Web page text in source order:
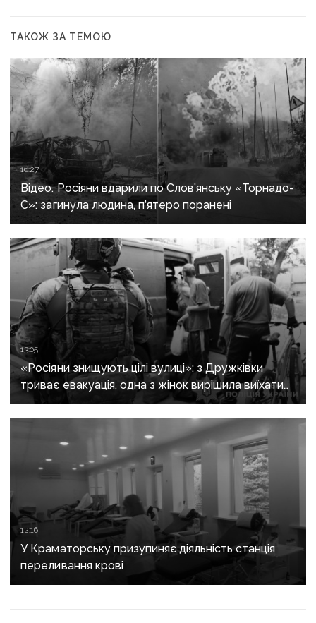
ТАКОЖ ЗА ТЕМОЮ
16:27
Відео. Росіяни вдарили по Слов’янську «Торнадо-
С»: загинула людина, п’ятеро поранені
13:05
«Росіяни знищують цілі вулиці»: з Дружківки
триває евакуація, одна з жінок вирішила виїхати
після загибелі чоловіка
12:16
У Краматорську призупиняє діяльність станція
переливання крові